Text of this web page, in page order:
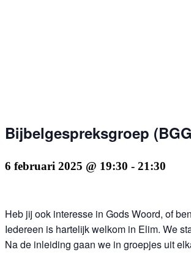
Bijbelgespreksgroep
6 februari 2025 @ 19:30 - 21:30
Heb jij ook interesse in Gods Woord, of
Iedereen is hartelijk welkom in Elim. We
Na de inleiding gaan we in groepjes uit